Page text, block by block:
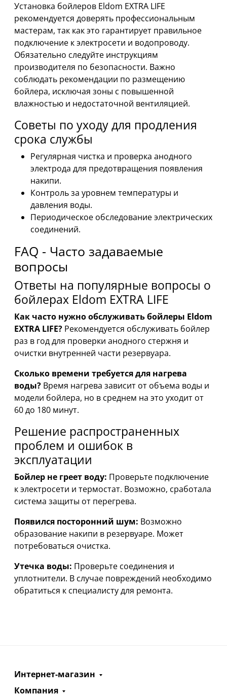
Установка бойлеров Eldom EXTRA LIFE
рекомендуется доверять профессиональным
мастерам, так как это гарантирует правильное
подключение к электросети и водопроводу.
Обязательно следуйте инструкциям
производителя по безопасности. Важно
соблюдать рекомендации по размещению
бойлера, исключая зоны с повышенной
влажностью и недостаточной вентиляцией.
Советы по уходу для продления
срока службы
Регулярная чистка и проверка анодного
электрода для предотвращения появления
накипи.
Контроль за уровнем температуры и
давления воды.
Периодическое обследование электрических
соединений.
FAQ - Часто задаваемые
вопросы
Ответы на популярные вопросы о
бойлерах Eldom EXTRA LIFE
Как часто нужно обслуживать бойлеры Eldom
EXTRA LIFE? Рекомендуется обслуживать бойлер
раз в год для проверки анодного стержня и
очистки внутренней части резервуара.
Сколько времени требуется для нагрева
воды? Время нагрева зависит от объема воды и
модели бойлера, но в среднем на это уходит от
60 до 180 минут.
Решение распространенных
проблем и ошибок в
эксплуатации
Бойлер не греет воду: Проверьте подключение
к электросети и термостат. Возможно, сработала
система защиты от перегрева.
Появился посторонний шум: Возможно
образование накипи в резервуаре. Может
потребоваться очистка.
Утечка воды: Проверьте соединения и
уплотнители. В случае повреждений необходимо
обратиться к специалисту для ремонта.
Интернет-магазин
Компания